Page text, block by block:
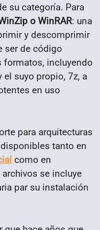
su categoría. Para
o WinRAR: una
y descomprimir
ser de código
formatos, incluyendo
el suyo propio, 7z, a
en uso
para arquitecturas
tanto en
como en
se incluye
par su instalación